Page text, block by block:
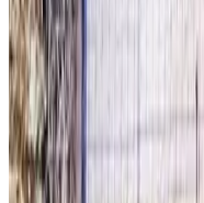
Unverbindliche Anfrage
( 90,2 km von Menetou-Salon
La Joyeuse - Chambres
Préveranges
Unverbindliche Anfrage
(90,7 km von Menetou-
Le Clos du Coteau
Pouillé